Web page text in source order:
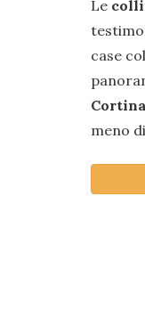
Le
case
Cortina
meno